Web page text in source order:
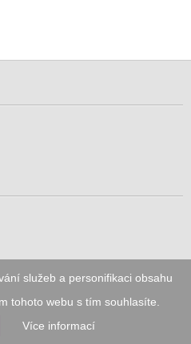
služeb a personifikaci obsahu
tohoto webu s tím souhlasíte.
Více informací